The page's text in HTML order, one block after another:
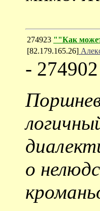
274923 ""Как
[82.179.165.26]
-
о